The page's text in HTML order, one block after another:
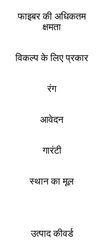
फाइबर की अधिकतम
क्षमता
विकल्प के लिए प्रकार
रंग
आवेदन
गारंटी
स्थान का मूल
उत्पाद कीवर्ड